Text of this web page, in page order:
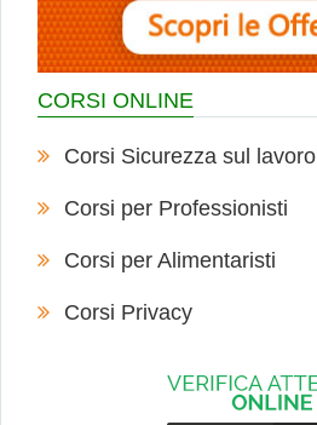
CORSI ONLINE
Corsi Sicurezza sul lavoro
Corsi per Professionisti
Corsi per Alimentaristi
Corsi Privacy